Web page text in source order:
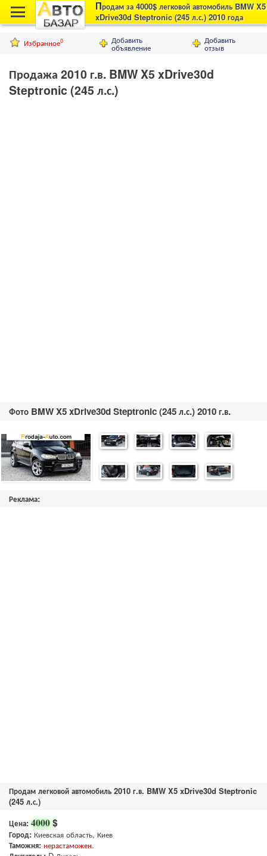
Продам за 4000$ легковой автомобиль BMW X5
xDrive30d Steptronic (245 л.с.) 2010 года
выпуска , город Киев
Добавить
отзыв
Добавить
объявление
Избранное0
Продажа 2010 г.в. BMW X5 xDrive30d
Steptronic (245 л.с.)
Фото BMW X5 xDrive30d Steptronic (245 л.с.) 2010 г.в.
Реклама:
Продам легковой автомобиль 2010 г.в. BMW X5 xDrive30d Steptronic
(245 л.с.)
Цена: 4000$
Город: Киевская область, Киев
Таможня: нерастаможен.